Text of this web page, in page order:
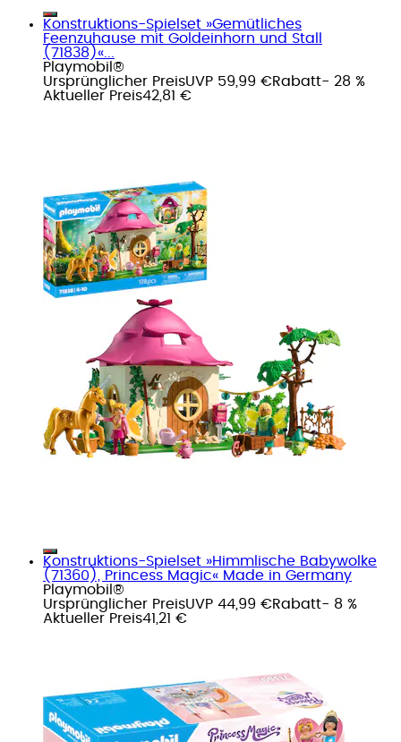
Konstruktions-Spielset »Gemütliches
Feenzuhause mit Goldeinhorn und Stall
(71838)«...
Playmobil®
Ursprünglicher PreisUVP 59,99 €Rabatt- 28 %
Aktueller Preis42,81 €
Konstruktions-Spielset »Himmlische Babywolke
(71360), Princess Magic« Made in Germany
Playmobil®
Ursprünglicher PreisUVP 44,99 €Rabatt- 8 %
Aktueller Preis41,21 €